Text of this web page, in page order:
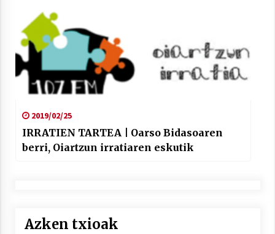
2019/02/25
IRRATIEN TARTEA | Oarso Bidasoaren
berri, Oiartzun irratiaren eskutik
Azken txioak